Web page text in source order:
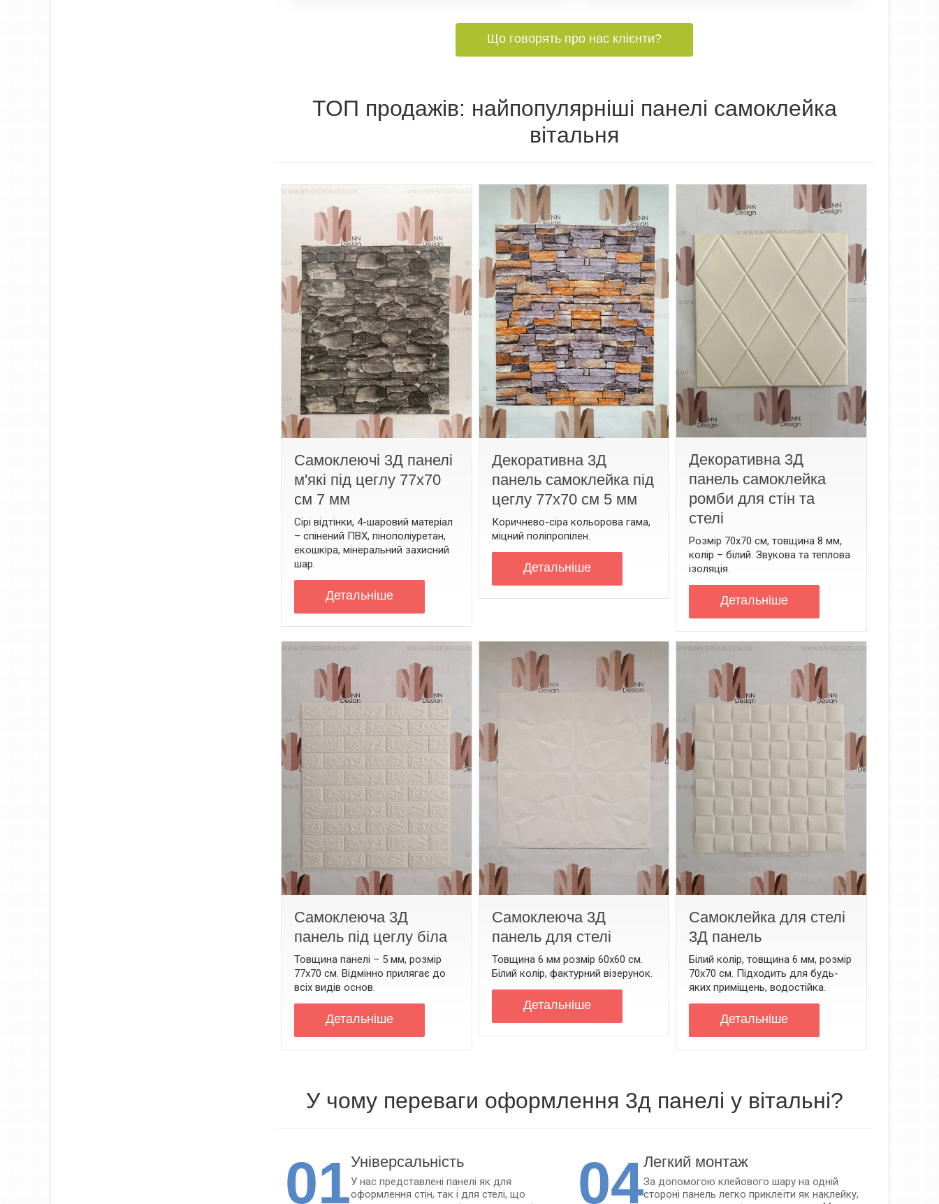
Що говорять про нас клієнти?
ТОП продажів: найпопулярніші панелі самоклейка
вітальня
Самоклеючі 3Д панелі
м'які під цеглу 77х70
см 7 мм
Сірі відтінки, 4-шаровий матеріал
– спінений ПВХ, пінополіуретан,
екошкіра, мінеральний захисний
шар.
Детальнiше
Декоративна 3Д
панель самоклейка під
цеглу 77х70 см 5 мм
Коричнево-сіра кольорова гама,
міцний поліпропілен.
Детальнiше
Декоративна 3Д
панель самоклейка
ромби для стін та
стелі
Розмір 70х70 см, товщина 8 мм,
колір – білий. Звукова та теплова
iзоляцiя.
Детальнiше
Самоклеюча 3Д
панель під цеглу біла
Товщина панелі – 5 мм, розмір
77х70 см. Відмінно прилягає до
всіх видів основ.
Детальнiше
Самоклеюча 3Д
панель для стелі
Товщина 6 мм розмір 60х60 см.
Білий колір, фактурний візерунок.
Детальнiше
Самоклейка для стелі
3Д панель
Білий колір, товщина 6 мм, розмір
70х70 см. Підходить для будь-
яких приміщень, водостійка.
Детальнiше
У чому переваги оформлення 3д панелі у вітальні?
01Унiверсальнiсть
У нас представлені панелі як для
оформлення стін, так і для стелі, що
04Легкий монтаж
За допомогою клейового шару на одній
стороні панель легко приклеїти як наклейку,